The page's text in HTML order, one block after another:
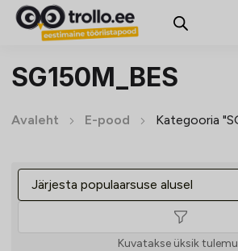
SG150M_BES
Avaleht E-pood Kategooria
Kuvatakse üksik